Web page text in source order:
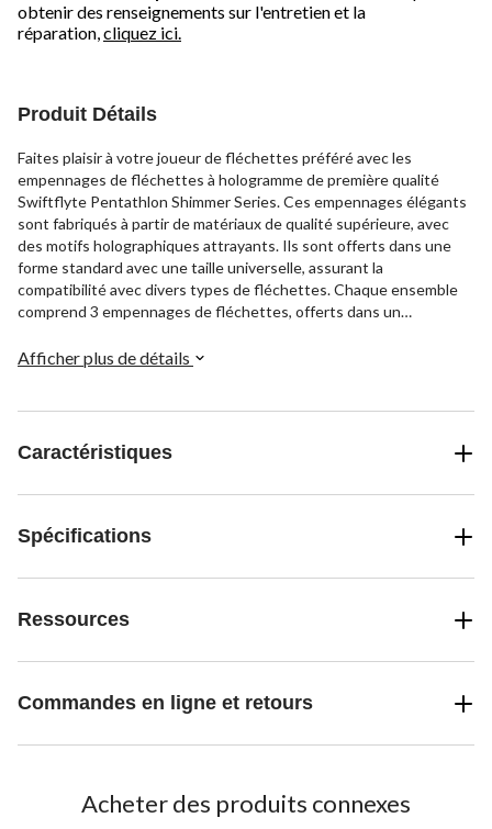
obtenir des renseignements sur l'entretien et la
réparation,cliquez ici.
Produit Détails
Faites plaisir à votre joueur de fléchettes préféré avec les
empennages de fléchettes à hologramme de première qualité
Swiftflyte Pentathlon Shimmer Series. Ces empennages élégants
sont fabriqués à partir de matériaux de qualité supérieure, avec
des motifs holographiques attrayants. Ils sont offerts dans une
forme standard avec une taille universelle, assurant la
compatibilité avec divers types de fléchettes. Chaque ensemble
comprend 3 empennages de fléchettes, offerts dans un
enrichir votre expérience de jeu, Swiftflyte Pentathlon offre une
Afficher plus de détails
Caractéristiques
Spécifications
Ressources
Commandes en ligne et retours
Acheter des produits connexes